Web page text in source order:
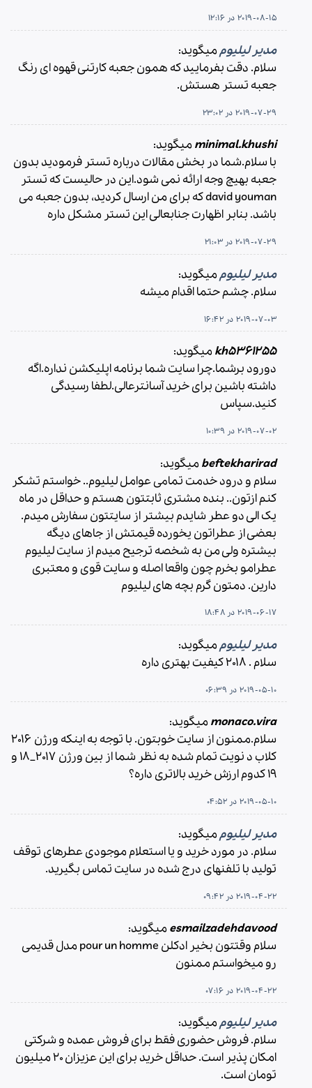
2019-08-15 در 12:16
مدیر لیلیوممیگوید:
سلام. دقت بفرمایید که همون جعبه کارتنی قهوه ای رنگ
جعبه تستر هستش.
2019-07-29 در 23:02
minimal.khushi میگوید:
با سلام.شما در بخش مقالات درباره تستر فرمودید بدون
جعبه بهیچ وجه ارائه نمی شود.این در حالیست که تستر
david youman که برای من ارسال کردید، بدون جعبه می
باشد. بنابر اظهارت جنابعالی این تستر مشکل داره
2019-07-29 در 21:03
مدیر لیلیوممیگوید:
سلام. چشم حتما اقدام میشه
2019-07-03 در 16:42
kh5361255 میگوید:
دورود برشما.چرا سایت شما برنامه اپلیکشن نداره.اگه
داشته باشین برای خرید آسانترعالی.لطفا رسیدگی
کنید.سپاس
2019-07-02 در 10:39
beftekharirad میگوید:
سلام و درود خدمت تمامی عوامل لیلیوم.. خواستم تشکر
کنم ازتون.. بنده مشتری ثابتتون هستم و حداقل در ماه
یک الی دو عطر شایدم بیشتر از سایتتون سفارش میدم.
بعضی از عطراتون یخورده قیمتش از جاهای دیگه
بیشتره ولی من به شخصه ترجیح میدم از سایت لیلیوم
عطرامو بخرم چون واقعا اصله و سایت قوی و معتبری
دارین. دمتون گرم بچه های لیلیوم
2019-06-17 در 18:48
مدیر لیلیوممیگوید:
سلام . ۲۰۱۸ کیفیت بهتری داره
2019-05-10 در 06:39
monaco.vira میگوید:
سلام.ممنون از سایت خوبتون‌. با توجه به اینکه ورژن ۲۰۱۶
کلاب د نویت تمام شده به نظر شما از بین ورژن ۲۰۱۷_۱۸ و
۱۹ کدوم ارزش خرید بالاتری داره؟
2019-05-10 در 04:52
مدیر لیلیوممیگوید:
سلام. در مورد خرید و یا استعلام موجودی عطرهای توقف
تولید با تلفنهای درج شده در سایت تماس بگیرید.
2019-04-22 در 09:42
esmailzadehdavood میگوید:
سلام وقتتون بخیر ادکلن pour un homme مدل قدیمی
رو میخواستم ممنون
2019-04-22 در 07:16
مدیر لیلیوممیگوید:
سلام. فروش حضوری فقط برای فروش عمده و شرکتی
امکان پذیر است. حداقل خرید برای این عزیزان ۲۰ میلیون
تومان است.